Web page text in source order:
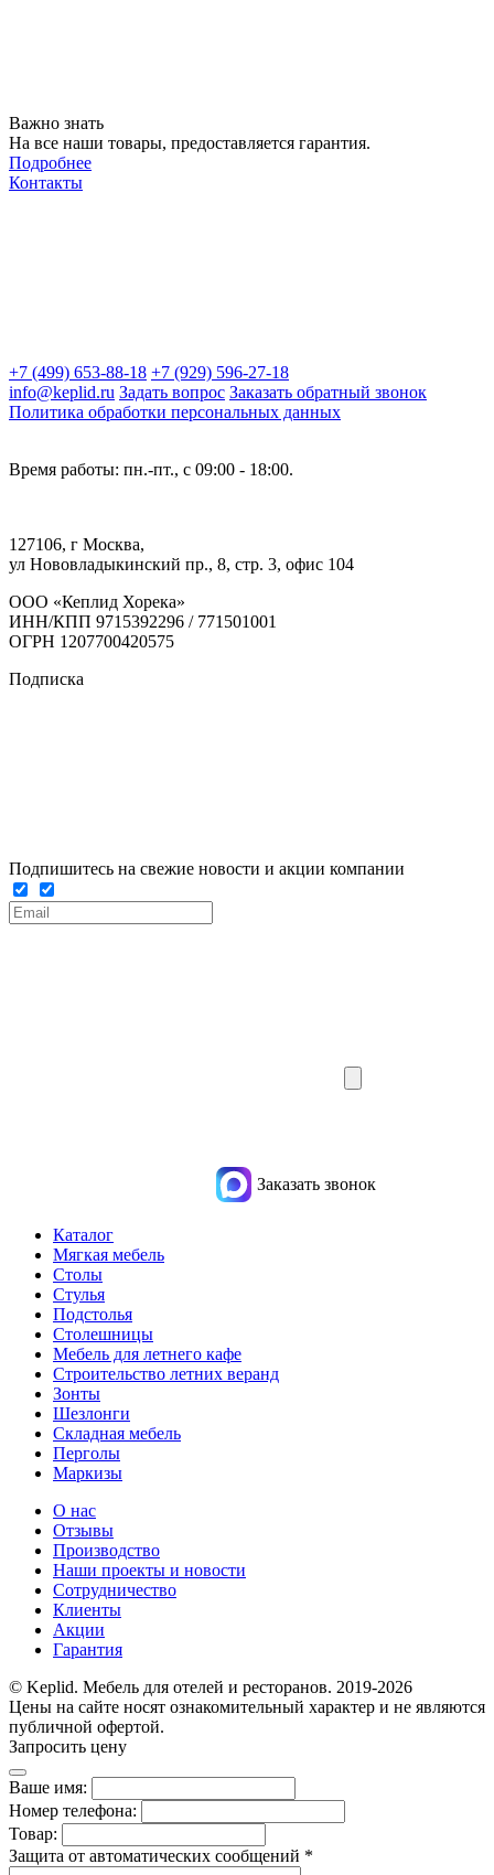
Важно знать
На все наши товары, предоставляется гарантия.
Подробнее
Контакты
+7 (499) 653-88-18 +7 (929) 596-27-18
info@keplid.ru Задать вопрос Заказать обратный звонок
Политика обработки персональных данных
Время работы: пн.-пт., с 09:00 - 18:00.
127106, г Москва,
ул Нововладыкинский пр., 8, стр. 3, офис 104
ООО «Кеплид Хорека»
ИНН/КПП 9715392296 / 771501001
ОГРН 1207700420575
Подписка
Подпишитесь на свежие новости и акции компании
Заказать звонок
Каталог
Мягкая мебель
Столы
Стулья
Подстолья
Столешницы
Мебель для летнего кафе
Строительство летних веранд
Зонты
Шезлонги
Складная мебель
Перголы
Маркизы
О нас
Отзывы
Производство
Наши проекты и новости
Сотрудничество
Клиенты
Акции
Гарантия
© Keplid. Мебель для отелей и ресторанов. 2019-2026
Цены на сайте носят ознакомительный характер и не являются
публичной офертой.
Запросить цену
Ваше имя:
Номер телефона:
Товар:
Защита от автоматических сообщений *